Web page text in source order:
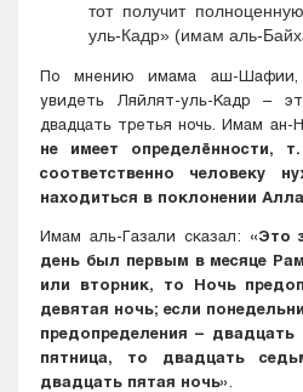
тот получит
уль-Кадр» (имам аль-
По мнению имама аш-Шафии,
увидеть Ляйлят-уль-Кадр –
двадцать третья ночь. Имам ан-
не имеет определённости,
соответственно человеку
находиться в поклонении
Имам аль-Газали сказал: «Это
день был первым в месяце
или вторник, то Ночь
девятая ночь; если
предопределения – двадцать
пятница, то двадцать
двадцать пятая ночь»